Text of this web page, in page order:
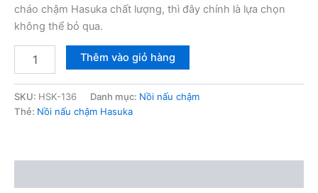
cháo chậm Hasuka chất lượng, thì đây chính là lựa chọn
không thể bỏ qua.
Hasuka
HSK-
Thêm vào giỏ hàng
SKU: HSK-136 Danh mục: Nồi nấu chậm
Thẻ: Nồi nấu chậm Hasuka